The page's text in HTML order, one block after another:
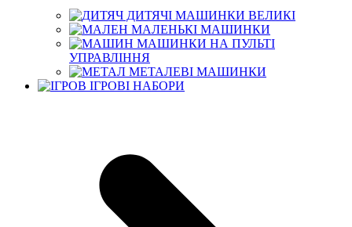
ДИТЯЧІ МАШИНКИ ВЕЛИКІ
МАЛЕНЬКІ МАШИНКИ
МАШИНКИ НА ПУЛЬТІ
УПРАВЛІННЯ
МЕТАЛЕВІ МАШИНКИ
ІГРОВІ НАБОРИ